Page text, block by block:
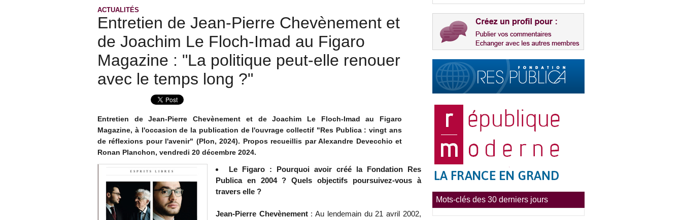
ACTUALITÉS
Entretien de Jean-Pierre Chevènement et
de Joachim Le Floch-Imad au Figaro
Magazine : "La politique peut-elle renouer
avec le temps long ?"
Entretien de Jean-Pierre Chevènement et de Joachim Le Floch-Imad au Figaro
Magazine, à l'occasion de la publication de l'ouvrage collectif "Res Publica : vingt ans
de réflexions pour l'avenir" (Plon, 2024). Propos recueillis par Alexandre Devecchio et
Ronan Planchon, vendredi 20 décembre 2024.
Le Figaro : Pourquoi avoir créé la Fondation Res
Publica en 2004 ? Quels objectifs poursuivez-vous à
travers elle ?
Jean-Pierre Chevènement: Au lendemain du 21 avril 2002,
Mots-clés des 30 derniers jours